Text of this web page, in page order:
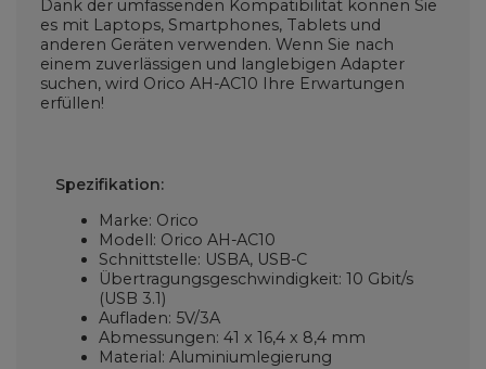
Dank der umfassenden Kompatibilität können Sie
es mit Laptops, Smartphones, Tablets und
anderen Geräten verwenden. Wenn Sie nach
einem zuverlässigen und langlebigen Adapter
suchen, wird Orico AH-AC10 Ihre Erwartungen
erfüllen!
Spezifikation:
Marke: Orico
Modell: Orico AH-AC10
Schnittstelle: USBA, USB-C
Übertragungsgeschwindigkeit: 10 Gbit/s
(USB 3.1)
Aufladen: 5V/3A
Abmessungen: 41 x 16,4 x 8,4 mm
Material: Aluminiumlegierung